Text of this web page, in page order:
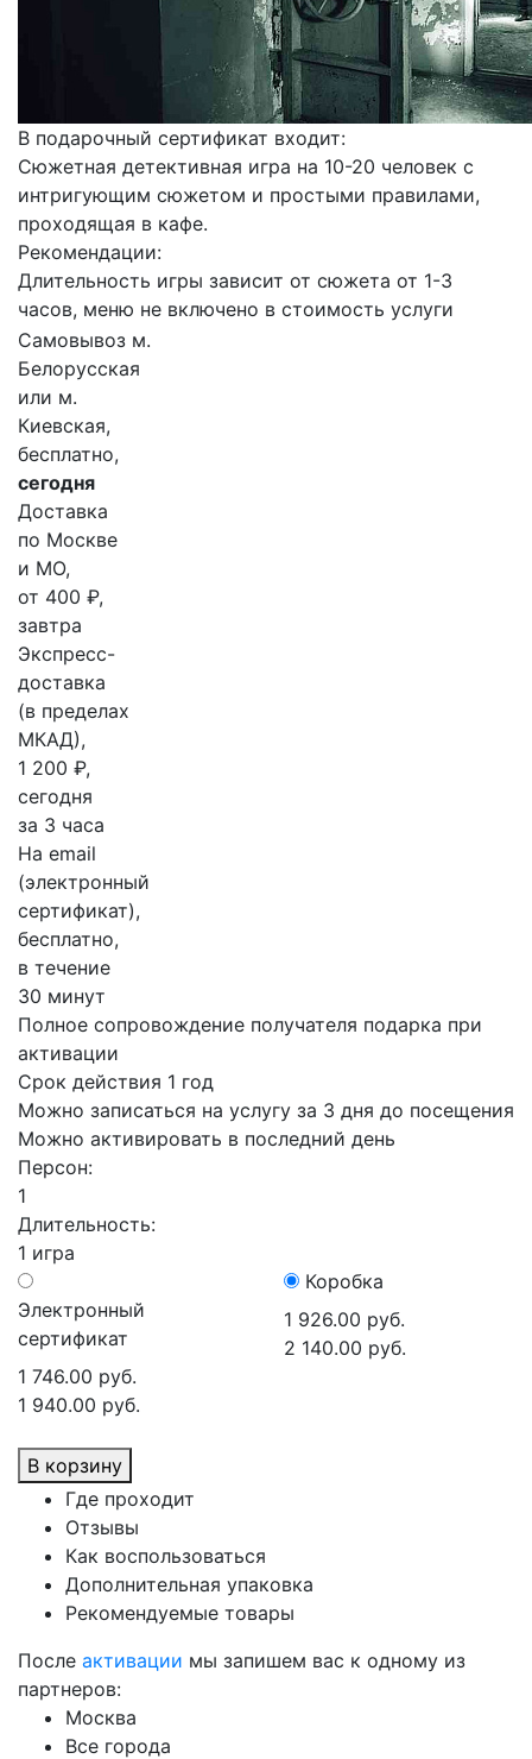
В подарочный сертификат входит:
Сюжетная детективная игра на 10-20 человек с
интригующим сюжетом и простыми правилами,
проходящая в кафе.
Рекомендации:
Длительность игры зависит от сюжета от 1-3
часов, меню не включено в стоимость услуги
Самовывоз м.
Белорусская
или м.
Киевская,
бесплатно,
сегодня
Доставка
по Москве
и МО,
от 400 ₽,
завтра
Экспресс-
доставка
(в пределах
МКАД),
1 200 ₽,
сегодня
за 3 часа
На email
(электронный
сертификат),
бесплатно,
в течение
30 минут
Полное сопровождение получателя подарка при
активации
Срок действия 1 год
Можно записаться на услугу за 3 дня до посещения
Можно активировать в последний день
Персон:
1
Длительность:
1 игра
Электронный
сертификат
1 746.00 руб.
1 940.00 руб.
Коробка
1 926.00 руб.
2 140.00 руб.
В корзину
Где проходит
Отзывы
Как воспользоваться
Дополнительная упаковка
Рекомендуемые товары
После активации мы запишем вас к одному из
партнеров:
Москва
Все города